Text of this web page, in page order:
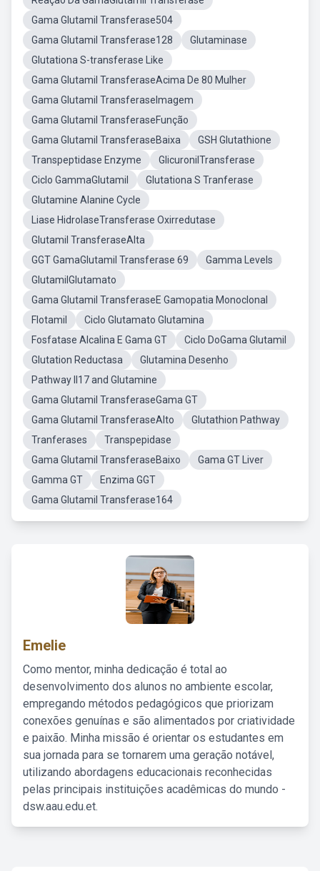
Gama Glutamil Transferase504
Gama Glutamil Transferase128
Glutaminase
Glutationa S-transferase Like
Gama Glutamil TransferaseAcima De 80 Mulher
Gama Glutamil TransferaseImagem
Gama Glutamil TransferaseFunção
Gama Glutamil TransferaseBaixa
GSH Glutathione
Transpeptidase Enzyme
GlicuronilTransferase
Ciclo GammaGlutamil
Glutationa S Tranferase
Glutamine Alanine Cycle
Liase HidrolaseTransferase Oxirredutase
Glutamil TransferaseAlta
GGT GamaGlutamil Transferase 69
Gamma Levels
GlutamilGlutamato
Gama Glutamil TransferaseE Gamopatia Monoclonal
Flotamil
Ciclo Glutamato Glutamina
Fosfatase Alcalina E Gama GT
Ciclo DoGama Glutamil
Glutation Reductasa
Glutamina Desenho
Pathway Il17 and Glutamine
Gama Glutamil TransferaseGama GT
Gama Glutamil TransferaseAlto
Glutathion Pathway
Tranferases
Transpepidase
Gama Glutamil TransferaseBaixo
Gama GT Liver
Gamma GT
Enzima GGT
Gama Glutamil Transferase164
Emelie
Como mentor, minha dedicação é total ao
desenvolvimento dos alunos no ambiente escolar,
empregando métodos pedagógicos que priorizam
conexões genuínas e são alimentados por criatividade
e paixão. Minha missão é orientar os estudantes em
sua jornada para se tornarem uma geração notável,
utilizando abordagens educacionais reconhecidas
pelas principais instituições acadêmicas do mundo -
dsw.aau.edu.et.